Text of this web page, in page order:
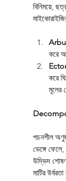
বিনিময়ে,
করে
করে
মূলের
পচনশীল
ভেঙ্গে
উদ্ভিদ
মাটির